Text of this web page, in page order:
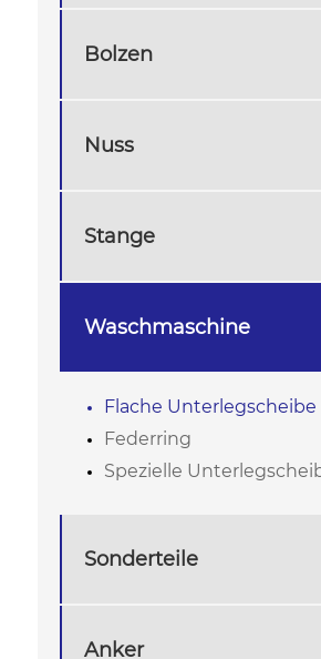
Bolzen
Nuss
Stange
Waschmaschine
Flache Unterlegscheibe
Federring
Spezielle
Sonderteile
Anker